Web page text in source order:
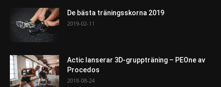
De bästa träningsskorna 2019
2019-02-11
Actic lanserar 3D-gruppträning – PEOne av
Procedos
2018-08-24